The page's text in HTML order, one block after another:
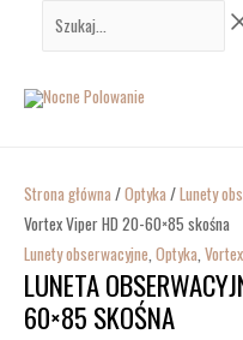
Szukaj...
Strona główna/Optyka/Lunety
Vortex Viper HD 20-60×85 skośna
Lunety obserwacyjne, Optyka, Vortex
LUNETA
60×85 SKOŚNA
Vortex
20-
60x85
skośna